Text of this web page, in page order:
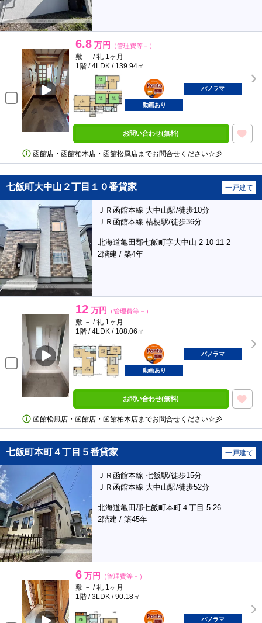
6.8 万円 （管理費等－）
敷 － / 礼 1ヶ月
1階 / 4LDK / 139.94㎡
ポンタ
部屋
パノラマ
動画あり
お問い合わせ(無料)
函館店・函館柏木店・函館松風店までお問合せください☆彡
七飯町大中山２丁目１０番貸家 一戸建て
ＪＲ函館本線 大中山駅/徒歩10分
ＪＲ函館本線 桔梗駅/徒歩36分
北海道亀田郡七飯町字大中山 2-10-11-2
2階建 / 築4年
12 万円 （管理費等－）
敷 － / 礼 1ヶ月
1階 / 4LDK / 108.06㎡
ポンタ
部屋
パノラマ
動画あり
お問い合わせ(無料)
函館松風店・函館店・函館柏木店までお問合せください☆彡
七飯町本町４丁目５番貸家 一戸建て
ＪＲ函館本線 七飯駅/徒歩15分
ＪＲ函館本線 大中山駅/徒歩52分
北海道亀田郡七飯町本町４丁目 5-26
2階建 / 築45年
6 万円 （管理費等－）
敷 － / 礼 1ヶ月
1階 / 3LDK / 90.18㎡
ポンタ
部屋
パノラマ